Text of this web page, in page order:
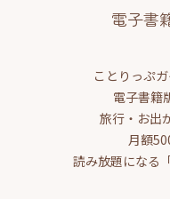
電子書
ことりっぷ
電子書籍
旅行・お出
月額
読み放題になる